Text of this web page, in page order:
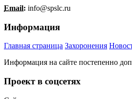
Email: info@spslc.ru
Информация
Главная страница Захоронения
Информация на сайте постепенно
Проект в соцсетях